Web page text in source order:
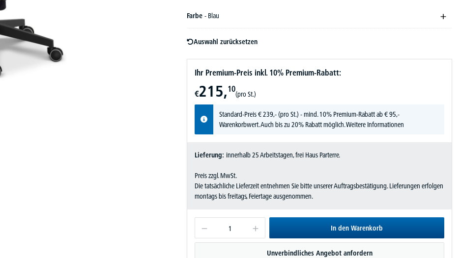
Farbe - Blau
Auswahl zurücksetzen
Ihr Premium-Preis inkl. 10% Premium-Rabatt:
€215,10
(pro St.)
Standard-Preis€239,-(pro St.) - mind. 10% Premium-Rabatt ab € 95,-
Warenkorbwert. Auch bis zu 20% Rabatt möglich.Weitere Informationen
Lieferung: innerhalb 25 Arbeitstagen, frei Haus Parterre.
Preis zzgl. MwSt.
Die tatsächliche Lieferzeit entnehmen Sie bitte unserer Auftragsbestätigung. Lieferungen erfolgen
montags bis freitags, Feiertage ausgenommen.
In den Warenkorb
Unverbindliches Angebot anfordern